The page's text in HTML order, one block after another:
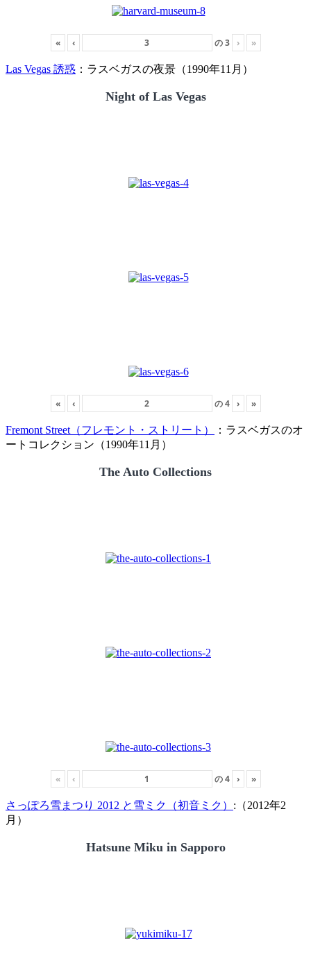
« ‹ の3 › »
Las Vegas 誘惑 ：ラスベガスの夜景（1990年11月）
Night of Las Vegas
« ‹ の4 › »
Fremont Street（フレモント・ストリート）
：ラスベガスのオ
ートコレクション（1990年11月）
The Auto Collections
« ‹ の4 › »
さっぽろ雪まつり 2012 と雪ミク（初音ミク） :（2012年2
月）
Hatsune Miku in Sapporo